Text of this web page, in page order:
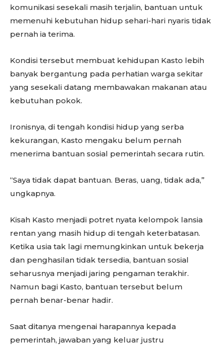
komunikasi sesekali masih terjalin, bantuan untuk
memenuhi kebutuhan hidup sehari-hari nyaris tidak
pernah ia terima.
Kondisi tersebut membuat kehidupan Kasto lebih
banyak bergantung pada perhatian warga sekitar
yang sesekali datang membawakan makanan atau
kebutuhan pokok.
Ironisnya, di tengah kondisi hidup yang serba
kekurangan, Kasto mengaku belum pernah
menerima bantuan sosial pemerintah secara rutin.
“Saya tidak dapat bantuan. Beras, uang, tidak ada,”
ungkapnya.
Kisah Kasto menjadi potret nyata kelompok lansia
rentan yang masih hidup di tengah keterbatasan.
Ketika usia tak lagi memungkinkan untuk bekerja
dan penghasilan tidak tersedia, bantuan sosial
seharusnya menjadi jaring pengaman terakhir.
Namun bagi Kasto, bantuan tersebut belum
pernah benar-benar hadir.
Saat ditanya mengenai harapannya kepada
pemerintah, jawaban yang keluar justru